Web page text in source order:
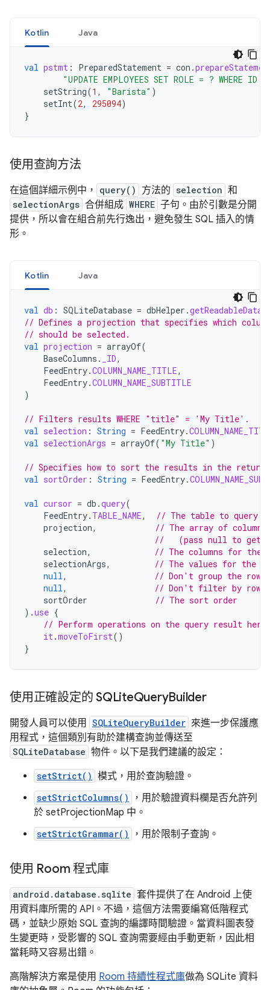
Kotlin Java
val pstmt : PreparedStatement = con .
"UPDATE EMPLOYEES SET ROLE = ? WHERE ID
setString(1 , "Barista" )
setInt(2, 295094)
}
使用查詢方法
在這個詳細示例中， query() 方法的 selection 和
selectionArgs 合併組成 WHERE 子句。由於引數是分開
提供，所以會在組合前先行逸出，避免發生 SQL 插入的情
形。
Kotlin Java
val db : SQLiteDatabase = dbHelper .
// Defines a projection that specifies which
// should be selected.
val projection = arrayOf(
BaseColumns . _ID,
FeedEntry.COLUMN_NAME_TITLE,
FeedEntry.COLUMN_NAME_SUBTITLE
)
// Filters results WHERE "title" = 'My Title'.
val selection : String = FeedEntry.
val selectionArgs = arrayOf( "My Title" )
// Specifies how to sort the results in the
val sortOrder : String = FeedEntry.
val cursor = db .query(
FeedEntry. TABLE_NAME,
// The table to query
projection,
// The array of
//   (pass null to get
selection,
// The columns for the
selectionArgs,
// The values for the
null,
// Don't group the rows
null,
// Don't filter by row
sortOrder
// The sort order
).use {
// Perform operations on the query result
it.moveToFirst()
}
使用正確設定的 SQLiteQueryBuilder
開發人員可以使用 SQLiteQueryBuilder 來進一步保護應
用程式，這個類別有助於建構查詢並傳送至
SQLiteDatabase 物件。以下是我們建議的設定：
setStrict() 模式，用於查詢驗證。
setStrictColumns()
，用於驗證資料欄是否允許列
於 setProjectionMap 中。
setStrictGrammar() ，用於限制子查詢。
使用 Room 程式庫
android.database.sqlite 套件提供了在 Android 上使
用資料庫所需的 API。不過，這個方法需要編寫低階程式
碼，並缺少原始 SQL 查詢的編譯時間驗證。當資料圖表發
生變更時，受影響的 SQL 查詢需要經由手動更新，因此相
當耗時又容易出錯。
高階解決方案是使用 Room 持續性程式庫做為 SQLite 資料